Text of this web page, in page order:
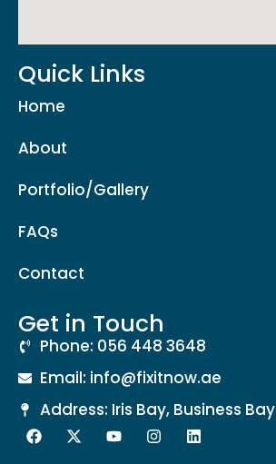
Quick Links
Home
About
Portfolio/Gallery
FAQs
Contact
Get in Touch
Phone: 056 448 3648
Email: info@fixitnow.ae
Address: Iris Bay, Business Bay